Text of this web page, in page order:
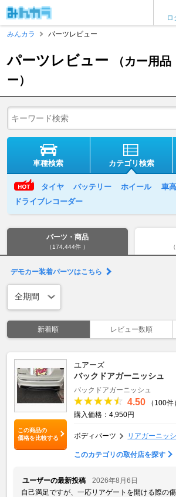
ロ
みんカラ
パーツレビュー
パーツレビュー
（カー用
ー）
車種検索 カテゴリ検索
タイヤ バッテリー ホイール
車
ドライブレコーダー
パーツ・商品
（174,444件 ）
デモカー装着パーツはこちら
新着順 レビュー数順
この商品の
価格を比較する
ユアーズ
バックドアガーニッシュ
バックドアガーニッシュ
4.50
（100件）
購入価格：4,950円
ボディパーツ リアガーニッ
このカテゴリの取付店を探す
ユーザーの最新投稿
2026年8月6日
自己満足ですが、一応リアゲートを開ける際の